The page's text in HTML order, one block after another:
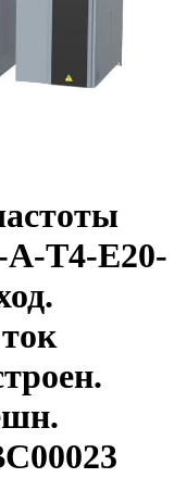
A-T4-E20-